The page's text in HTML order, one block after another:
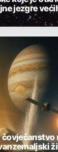
jezgre